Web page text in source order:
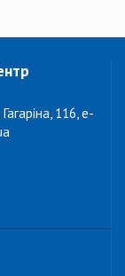
116, e-